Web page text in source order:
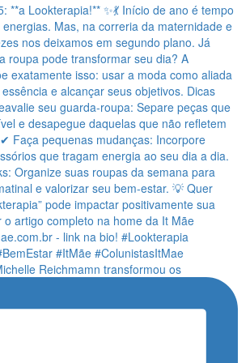
Reichmamn transformou os